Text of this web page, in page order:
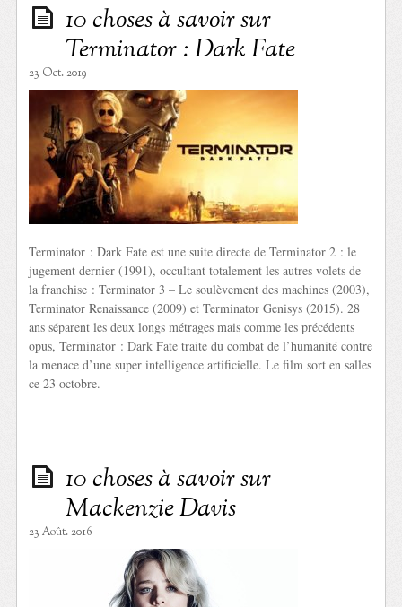
10 choses à savoir sur
Terminator : Dark Fate
23 Oct. 2019
Terminator : Dark Fate est une suite directe de Terminator 2 : le
jugement dernier (1991), occultant totalement les autres volets de
la franchise : Terminator 3 – Le soulèvement des machines (2003),
Terminator Renaissance (2009) et Terminator Genisys (2015). 28
ans séparent les deux longs métrages mais comme les précédents
opus, Terminator : Dark Fate traite du combat de l’humanité contre
la menace d’une super intelligence artificielle. Le film sort en salles
ce 23 octobre.
10 choses à savoir sur
Mackenzie Davis
23 Août. 2016